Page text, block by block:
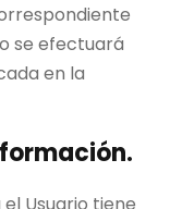
se efectuará
en la